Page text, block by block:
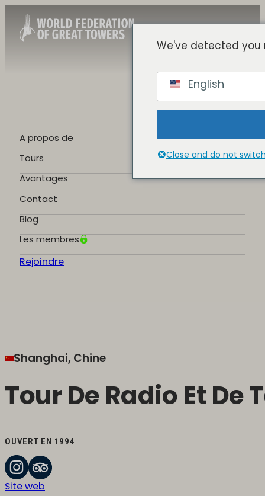
English
Portuguese
A propos de
Tours
Avantages
Contact
Blog
Les membres
Rejoindre
Shanghai, Chine
Tour De Radio Et
Site web
OUVERT EN 1994
We've detected
English
Close and do not